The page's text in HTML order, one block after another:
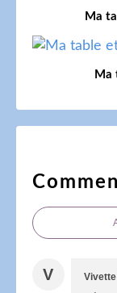
Ma
Ma
V Vivette